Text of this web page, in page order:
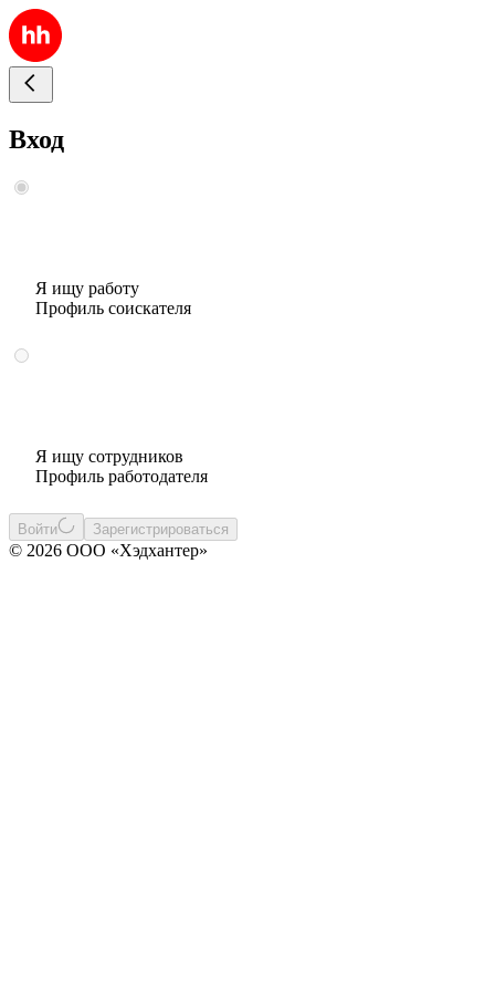
Вход
Я ищу работу
Профиль соискателя
Я ищу сотрудников
Профиль работодателя
Войти Зарегистрироваться
© 2026 ООО «Хэдхантер»